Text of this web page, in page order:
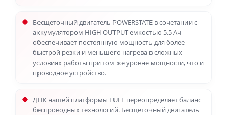
Бесщеточный двигатель POWERSTATE в сочетании с
аккумулятором HIGH OUTPUT емкостью 5,5 Ач
обеспечивает постоянную мощность для более
быстрой резки и меньшего нагрева в сложных
условиях работы при том же уровне мощности, что и
проводное устройство.
ДНК нашей платформы FUEL переопределяет баланс
беспроводных технологий. Бесщеточный двигатель